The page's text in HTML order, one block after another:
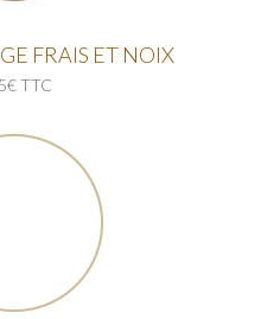
FRAIS ET NOIX
TTC